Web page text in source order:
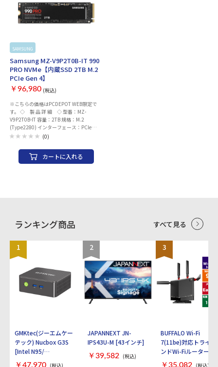
SAMSUNG
Samsung MZ-V9P2T0B-IT 990
PRO NVMe【内蔵SSD 2TB M.2
PCIe Gen 4】
￥96,980 (税込)
※こちらの価格はPCDEPOT WEB限定で
す。 ◇ 製 品 詳 細 ◇ 型番：MZ-
V9P2T0B-IT 容量：2TB 規格：M.2
(Type2280) インターフェース：PCIe
Gen4 x4 読み込み速度： 最大 7450 MB/s
ンク：- シリーズ：990 PRO JANコード：
4560441097978 メーカー：SAMSUNG
(0)
カートに入れる
ランキング商品 すべて見る
1
GMKtec(ジーエムケー
テック) Nucbox G3S
[Intel N95/
RAM:16GB/
￥47,970 (税込)
2
JAPANNEXT JN-
IPS43U-M [43インチ]
￥39,582 (税込)
3
BUFFALO Wi-Fi
7(11be)対応トライバ
ンドWi-Fiルーター
AirStation
￥35,082 (税込)